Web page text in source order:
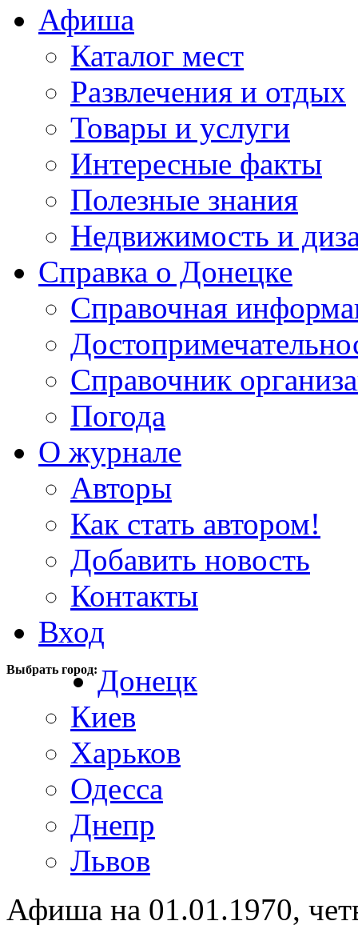
Афиша
Каталог мест
Развлечения и отдых
Товары и услуги
Интересные факты
Полезные знания
Недвижимость и
Справка о Донецке
Справочная
Справочник
Погода
О журнале
Авторы
Как стать автором!
Добавить новость
Контакты
Вход
Выбрать город:Донецк
Киев
Харьков
Одесса
Днепр
Львов
Афиша на 01.01.1970,